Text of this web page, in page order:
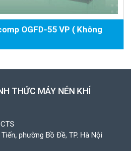
OGFD-55 VP ( Không
THỨC MÁY NÉN KHÍ
phường Bồ Đề, TP. Hà Nội